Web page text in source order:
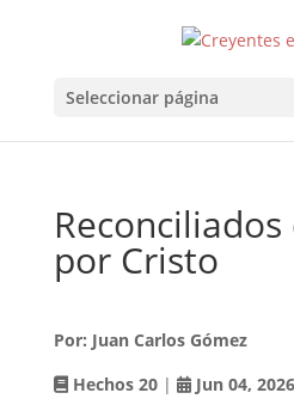
Seleccionar página
por Cristo
Por: Juan Carlos Gómez
Hechos 20 | Jun 04, 2026